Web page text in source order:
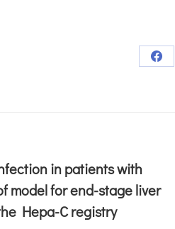
in patients with
model for end-stage liver
Hepa-C registry